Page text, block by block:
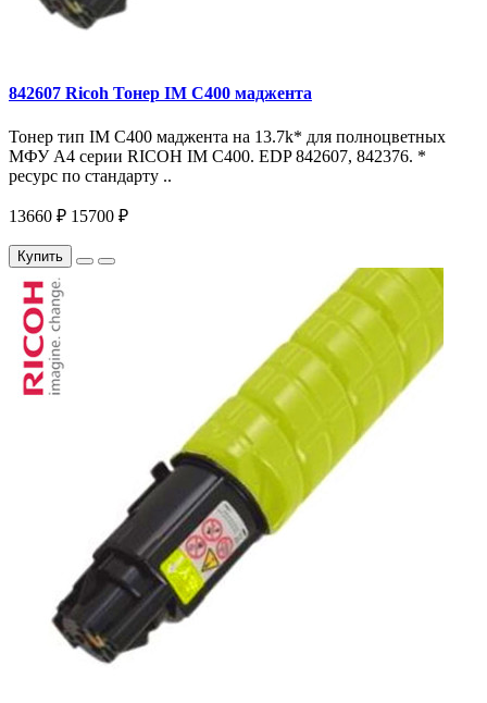
842607 Ricoh Тонер IM C400 маджента
Тонер тип IM C400 маджента на 13.7k* для полноцветных
МФУ A4 серии RICOH IM С400. EDP 842607, 842376. *
ресурс по стандарту ..
13660 ₽ 15700 ₽
Купить